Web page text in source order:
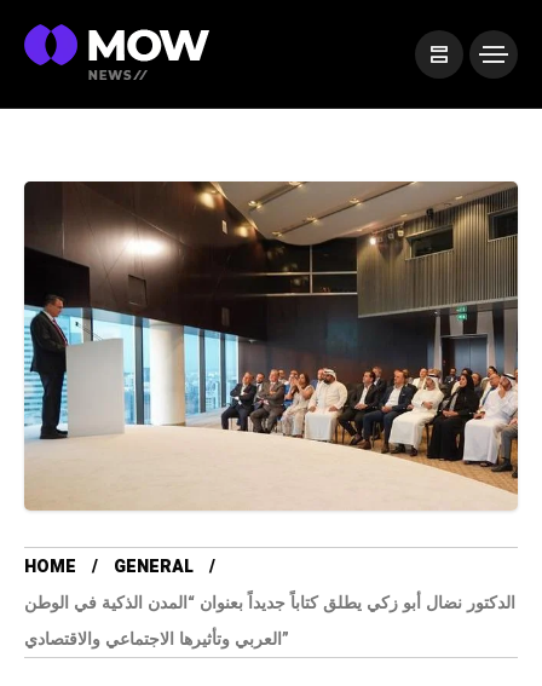
HOME
GENERAL
الدكتور نضال أبو زكي يطلق كتاباً جديداً بعنوان “المدن الذكية في الوطن
العربي وتأثيرها الاجتماعي والاقتصادي”